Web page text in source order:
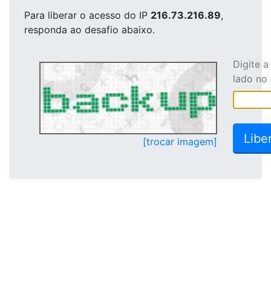
Para liberar o acesso do IP 216.73.216.89,
responda ao desafio abaixo.
[trocar imagem]
Digite
lado no